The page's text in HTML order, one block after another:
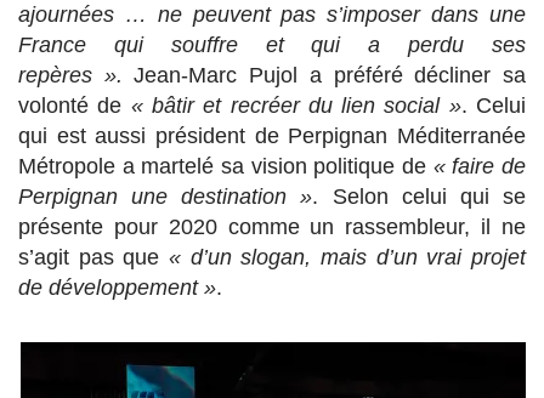
ajournées … ne peuvent pas s’imposer dans une
France qui souffre et qui a perdu ses
repères ». Jean-Marc Pujol a préféré décliner sa
volonté de « bâtir et recréer du lien social ». Celui
qui est aussi président de Perpignan Méditerranée
Métropole a martelé sa vision politique de « faire de
Perpignan une destination ». Selon celui qui se
présente pour 2020 comme un rassembleur, il ne
s’agit pas que « d’un slogan, mais d’un vrai projet
de développement ».